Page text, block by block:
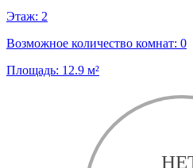
Этаж: 2
Возможное количество комнат: 0
Площадь: 12.9 м²